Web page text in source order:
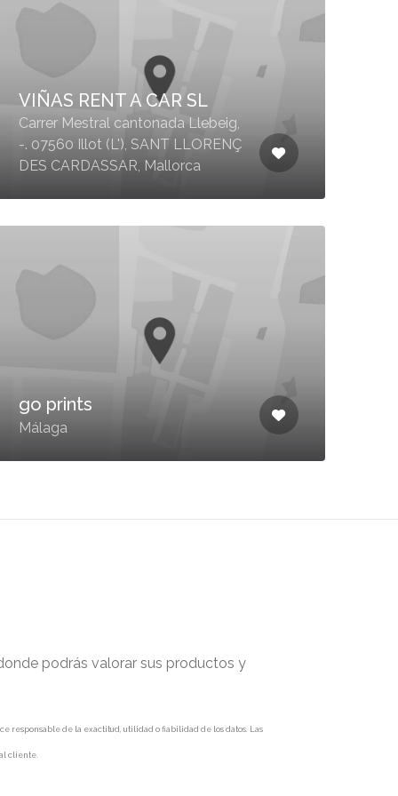
VIÑAS RENT A CAR SL
Carrer Mestral cantonada Llebeig,
-. 07560 Illot (L'), SANT LLORENÇ
DES CARDASSAR, Mallorca
go prints
Málaga
podrás valorar sus productos y
responsable de la exactitud, utilidad o fiabilidad de los datos. Las
cliente.